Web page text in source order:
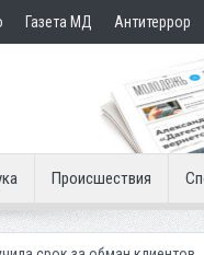
Газета МД Антитеррор
Происшествия